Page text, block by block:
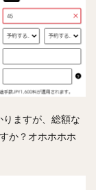
ますが、総額な
か？オホホホホ